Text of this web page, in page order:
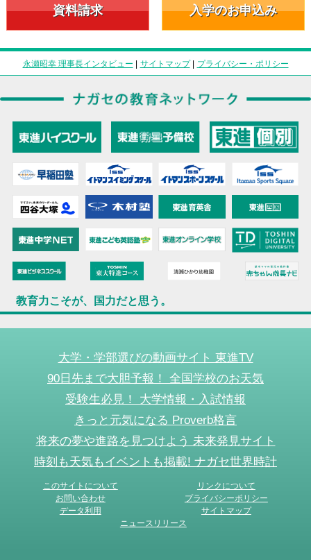
資料請求 入学のお申込み
永瀬昭幸 理事長インタビュー | サイトマップ| プライバシー・ポリシー
教育力こそが、国力だと思う。
大学・学部選びの動画サイト 東進TV
90日先まで大胆予報！ 全国学校のお天気
受験生必見！ 大学情報・入試情報
きっと元気になる Proverb格言
将来の夢や進路を見つけよう 未来発見サイト
時刻も天気もイベントも掲載! ナガセ世界時計
このサイトについて
リンクについて
お問い合わせ
プライバシーポリシー
データ利用
サイトマップ
ニュースリリース